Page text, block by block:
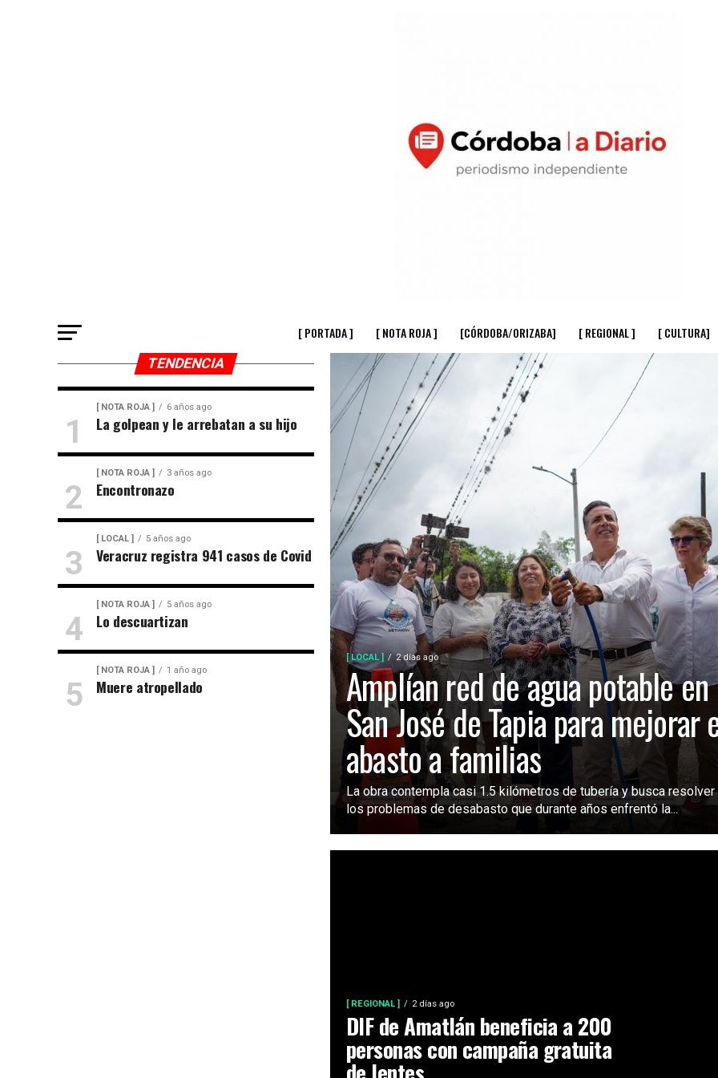
[ PORTADA ] [ NOTA ROJA ] [CÓRDOBA/ORIZABA] [ REGIONAL ] [ CULTURA]
[ LOCAL ] 2 días ago
Amplían red de agua potable en
San José de Tapia para mejorar
abasto a familias
La obra contempla casi 1.5 kilómetros de tubería y busca resolver
los problemas de desabasto que durante años enfrentó la...
[ REGIONAL ] 2 días ago
DIF de Amatlán beneficia a 200
personas con campaña gratuita
TENDENCIA
[ NOTA ROJA ] 6 años ago
La golpean y le arrebatan a su hijo
[ NOTA ROJA ] 3 años ago
Encontronazo
[ LOCAL ] 5 años ago
Veracruz registra 941 casos de Covid
[ NOTA ROJA ] 5 años ago
Lo descuartizan
[ NOTA ROJA ] 1 año ago
Muere atropellado